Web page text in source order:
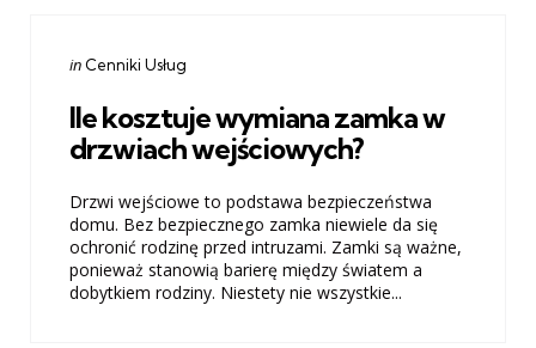
Categories
Posted
in Cenniki Usług
Ile kosztuje wymiana zamka w
drzwiach wejściowych?
Drzwi wejściowe to podstawa bezpieczeństwa
domu. Bez bezpiecznego zamka niewiele da się
ochronić rodzinę przed intruzami. Zamki są ważne,
ponieważ stanowią barierę między światem a
dobytkiem rodziny. Niestety nie wszystkie...